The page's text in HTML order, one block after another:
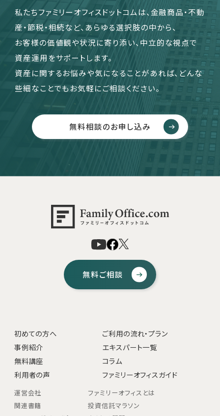
私たちファミリーオフィスドットコムは、金融商品・不動
産・節税・相続など、あらゆる選択肢の中から、
お客様の価値観や状況に寄り添い、中立的な視点で
資産運用をサポートします。
資産に関するお悩みや気になることがあれば、どんな
些細なことでもお気軽にご相談ください。
無料相談のお申し込み
無料ご相談
初めての方へ
ご利用の流れ・プラン
事例紹介
エキスパート一覧
無料講座
コラム
利用者の声
ファミリーオフィスガイド
運営会社
ファミリーオフィスとは
関連書籍
投資信託マラソン